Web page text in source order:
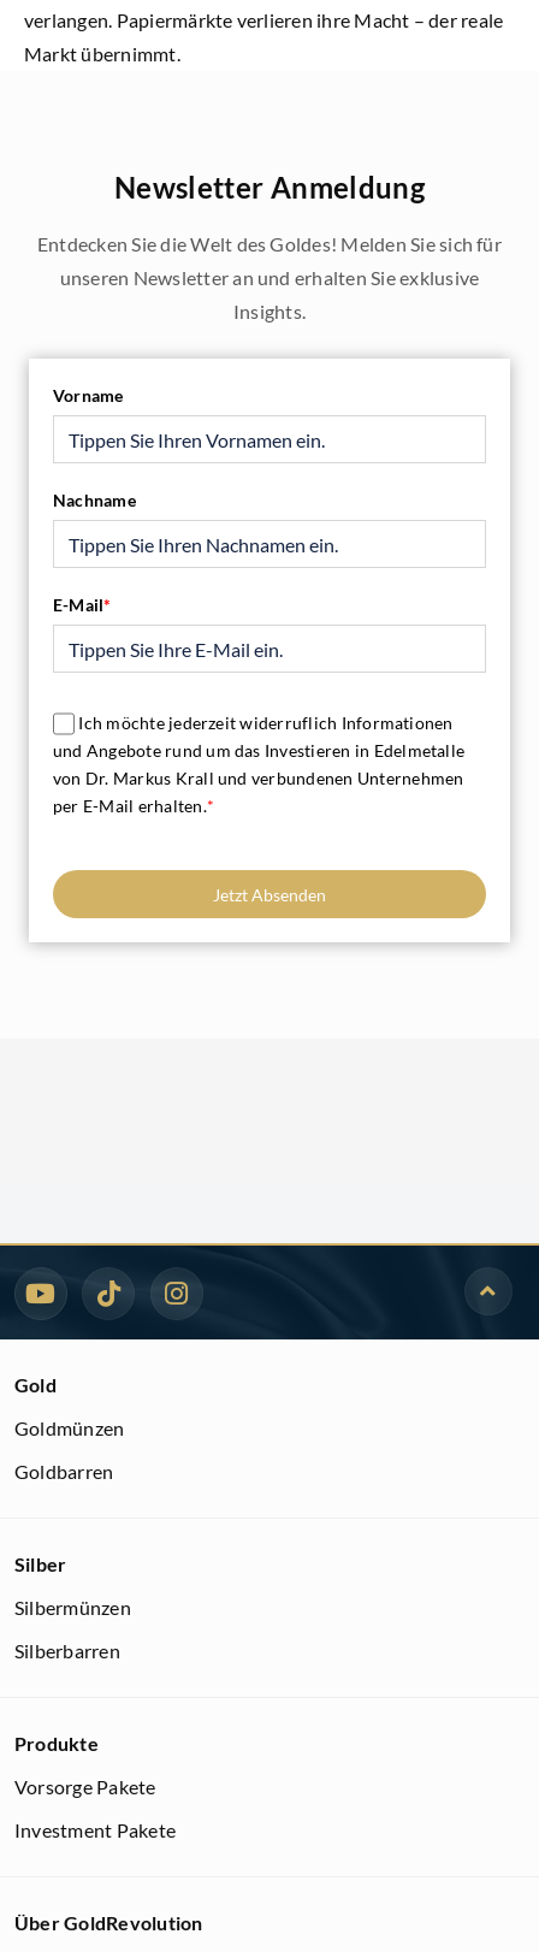
verlangen. Papiermärkte verlieren ihre Macht – der reale
Markt übernimmt.
Newsletter Anmeldung
Entdecken Sie die Welt des Goldes! Melden Sie sich für
unseren Newsletter an und erhalten Sie exklusive
Insights.
Vorname
Nachname
E-Mail*
Ich möchte jederzeit widerruflich Informationen
und Angebote rund um das Investieren in Edelmetalle
von Dr. Markus Krall und verbundenen Unternehmen
per E-Mail erhalten.*
Jetzt Absenden
Gold
Goldmünzen
Goldbarren
Silber
Silbermünzen
Silberbarren
Produkte
Vorsorge Pakete
Investment Pakete
Über GoldRevolution